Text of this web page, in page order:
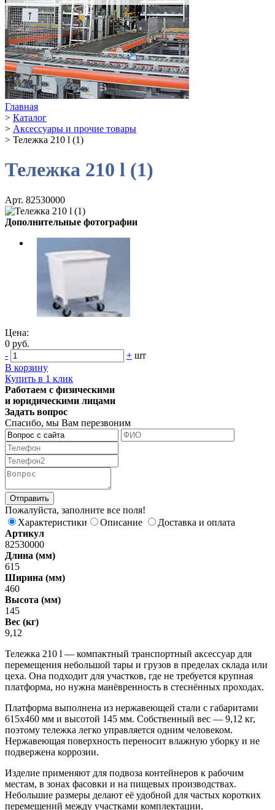
Главная
> Каталог
> Аксессуары и прочие товары
> Тележка 210 l (1)
Тележка 210 l (1)
Арт. 82530000
Дополнительные фотографии
Цена:
0 руб.
-
+ шт
В корзину
Купить в 1 клик
Работаем с физическими
и юридическими лицами
Задать вопрос
Спасибо, мы Вам перезвоним
Пожалуйста, заполните все поля!
Характеристики
Описание
Доставка и оплата
Артикул
82530000
Длина (мм)
615
Ширина (мм)
460
Высота (мм)
145
Вес (кг)
9,12
Тележка 210 l — компактный транспортный аксессуар для
перемещения небольшой тары и грузов в пределах склада или
цеха. Она подходит для участков, где не требуется крупная
платформа, но нужна манёвренность в стеснённых проходах.
Платформа выполнена из нержавеющей стали с габаритами
615х460 мм и высотой 145 мм. Собственный вес — 9,12 кг,
поэтому тележка легко управляется одним человеком.
Нержавеющая поверхность переносит влажную уборку и не
подвержена коррозии.
Изделие применяют для подвоза контейнеров к рабочим
местам, в зонах фасовки и на пищевых производствах.
Небольшие размеры делают её удобной для частых коротких
перемещений между участками комплектации.